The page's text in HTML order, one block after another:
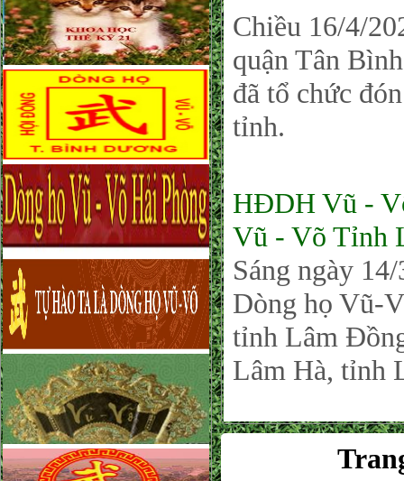
Chiều 16/4/
quận Tân
đã tổ chức
tỉnh.
HĐDH Vũ -
Vũ - Võ Tỉnh
Sáng ngày
Dòng họ Vũ-
tỉnh Lâm
Lâm Hà, tỉnh